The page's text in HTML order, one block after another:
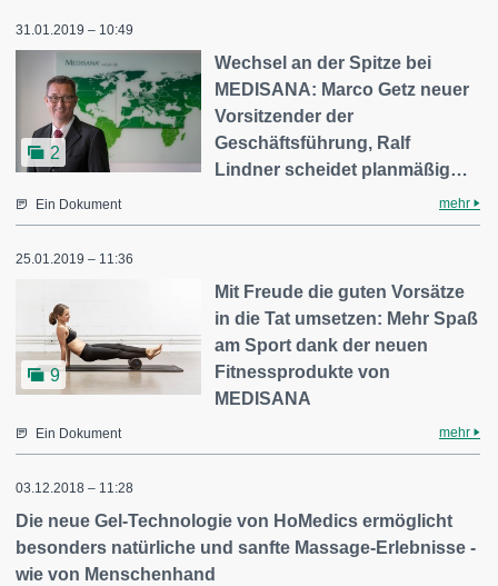
31.01.2019 – 10:49
2
Wechsel an der Spitze bei
MEDISANA: Marco Getz neuer
Vorsitzender der
Geschäftsführung, Ralf
Lindner scheidet planmäßig…
Ein Dokument mehr
25.01.2019 – 11:36
9
Mit Freude die guten Vorsätze
in die Tat umsetzen: Mehr Spaß
am Sport dank der neuen
Fitnessprodukte von
MEDISANA
Ein Dokument mehr
03.12.2018 – 11:28
Die neue Gel-Technologie von HoMedics ermöglicht
besonders natürliche und sanfte Massage-Erlebnisse -
wie von Menschenhand